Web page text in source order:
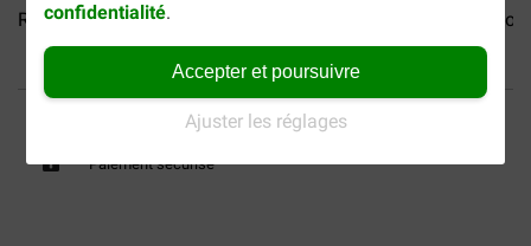
confidentialité.
Accepter et poursuivre
Ajuster les réglages
Royal Canin Chat Siamese 38
40% moins cher
Frais de port offerts dès
69 €
Paiement sécurisé